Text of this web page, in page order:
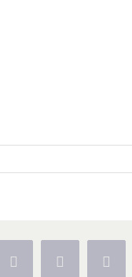
X PinterestVk